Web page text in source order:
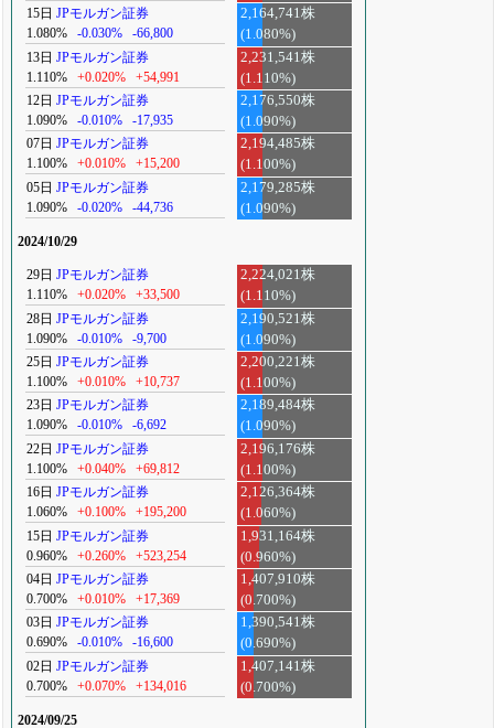
15日 JPモルガン証券
1.080%
-0.030% -66,800
2,164,741株
(1.080%)
13日 JPモルガン証券
1.110%
+0.020% +54,991
2,231,541株
(1.110%)
12日 JPモルガン証券
1.090%
-0.010% -17,935
2,176,550株
(1.090%)
07日 JPモルガン証券
1.100%
+0.010% +15,200
2,194,485株
(1.100%)
05日 JPモルガン証券
1.090%
-0.020% -44,736
2,179,285株
(1.090%)
2024/10/29
29日 JPモルガン証券
1.110%
+0.020% +33,500
2,224,021株
(1.110%)
28日 JPモルガン証券
1.090%
-0.010% -9,700
2,190,521株
(1.090%)
25日 JPモルガン証券
1.100%
+0.010% +10,737
2,200,221株
(1.100%)
23日 JPモルガン証券
1.090%
-0.010% -6,692
2,189,484株
(1.090%)
22日 JPモルガン証券
1.100%
+0.040% +69,812
2,196,176株
(1.100%)
16日 JPモルガン証券
1.060%
+0.100% +195,200
2,126,364株
(1.060%)
15日 JPモルガン証券
0.960%
+0.260% +523,254
1,931,164株
(0.960%)
04日 JPモルガン証券
0.700%
+0.010% +17,369
1,407,910株
(0.700%)
03日 JPモルガン証券
0.690%
-0.010% -16,600
1,390,541株
(0.690%)
02日 JPモルガン証券
0.700%
+0.070% +134,016
1,407,141株
(0.700%)
2024/09/25